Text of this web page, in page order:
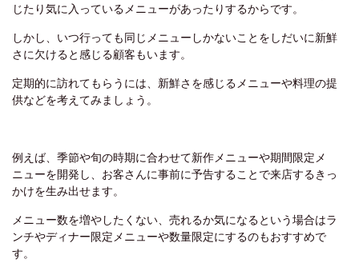
じたり気に入っているメニューがあったりするからです。
しかし、いつ行っても同じメニューしかないことをしだいに新鮮
さに欠けると感じる顧客もいます。
定期的に訪れてもらうには、新鮮さを感じるメニューや料理の提
供などを考えてみましょう。
例えば、季節や旬の時期に合わせて新作メニューや期間限定メ
ニューを開発し、お客さんに事前に予告することで来店するきっ
かけを生み出せます。
メニュー数を増やしたくない、売れるか気になるという場合はラ
ンチやディナー限定メニューや数量限定にするのもおすすめで
す。